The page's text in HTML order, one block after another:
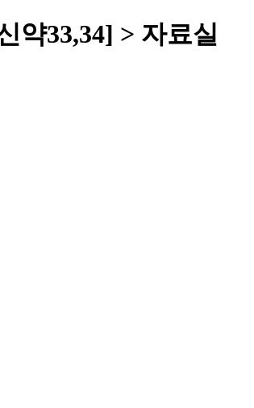
약33,34] > 자료실